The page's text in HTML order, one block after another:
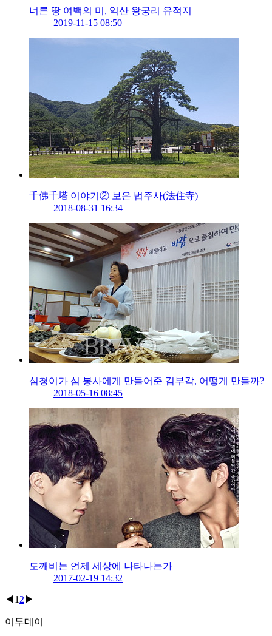
너른 땅 여백의 미, 익산 왕궁리 유적지
2019-11-15 08:50
千佛千塔 이야기② 보은 법주사(法住寺)
2018-08-31 16:34
심청이가 심 봉사에게 만들어준 김부각, 어떻게 만들까?
2018-05-16 08:45
도깨비는 언제 세상에 나타나는가
2017-02-19 14:32
◀ 1 2 ▶
이투데이